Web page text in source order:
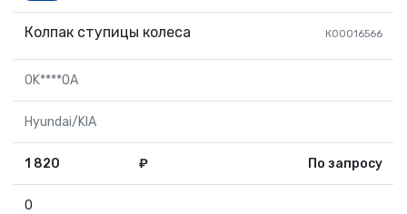
Колпак ступицы колеса К00016566
0K****0A
Hyundai/KIA
1 820 ₽ По запросу
0